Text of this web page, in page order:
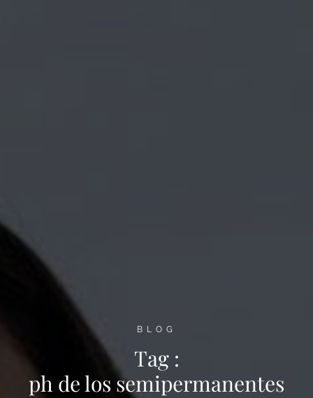
BLOG
Tag :
ph de los semipermanentes